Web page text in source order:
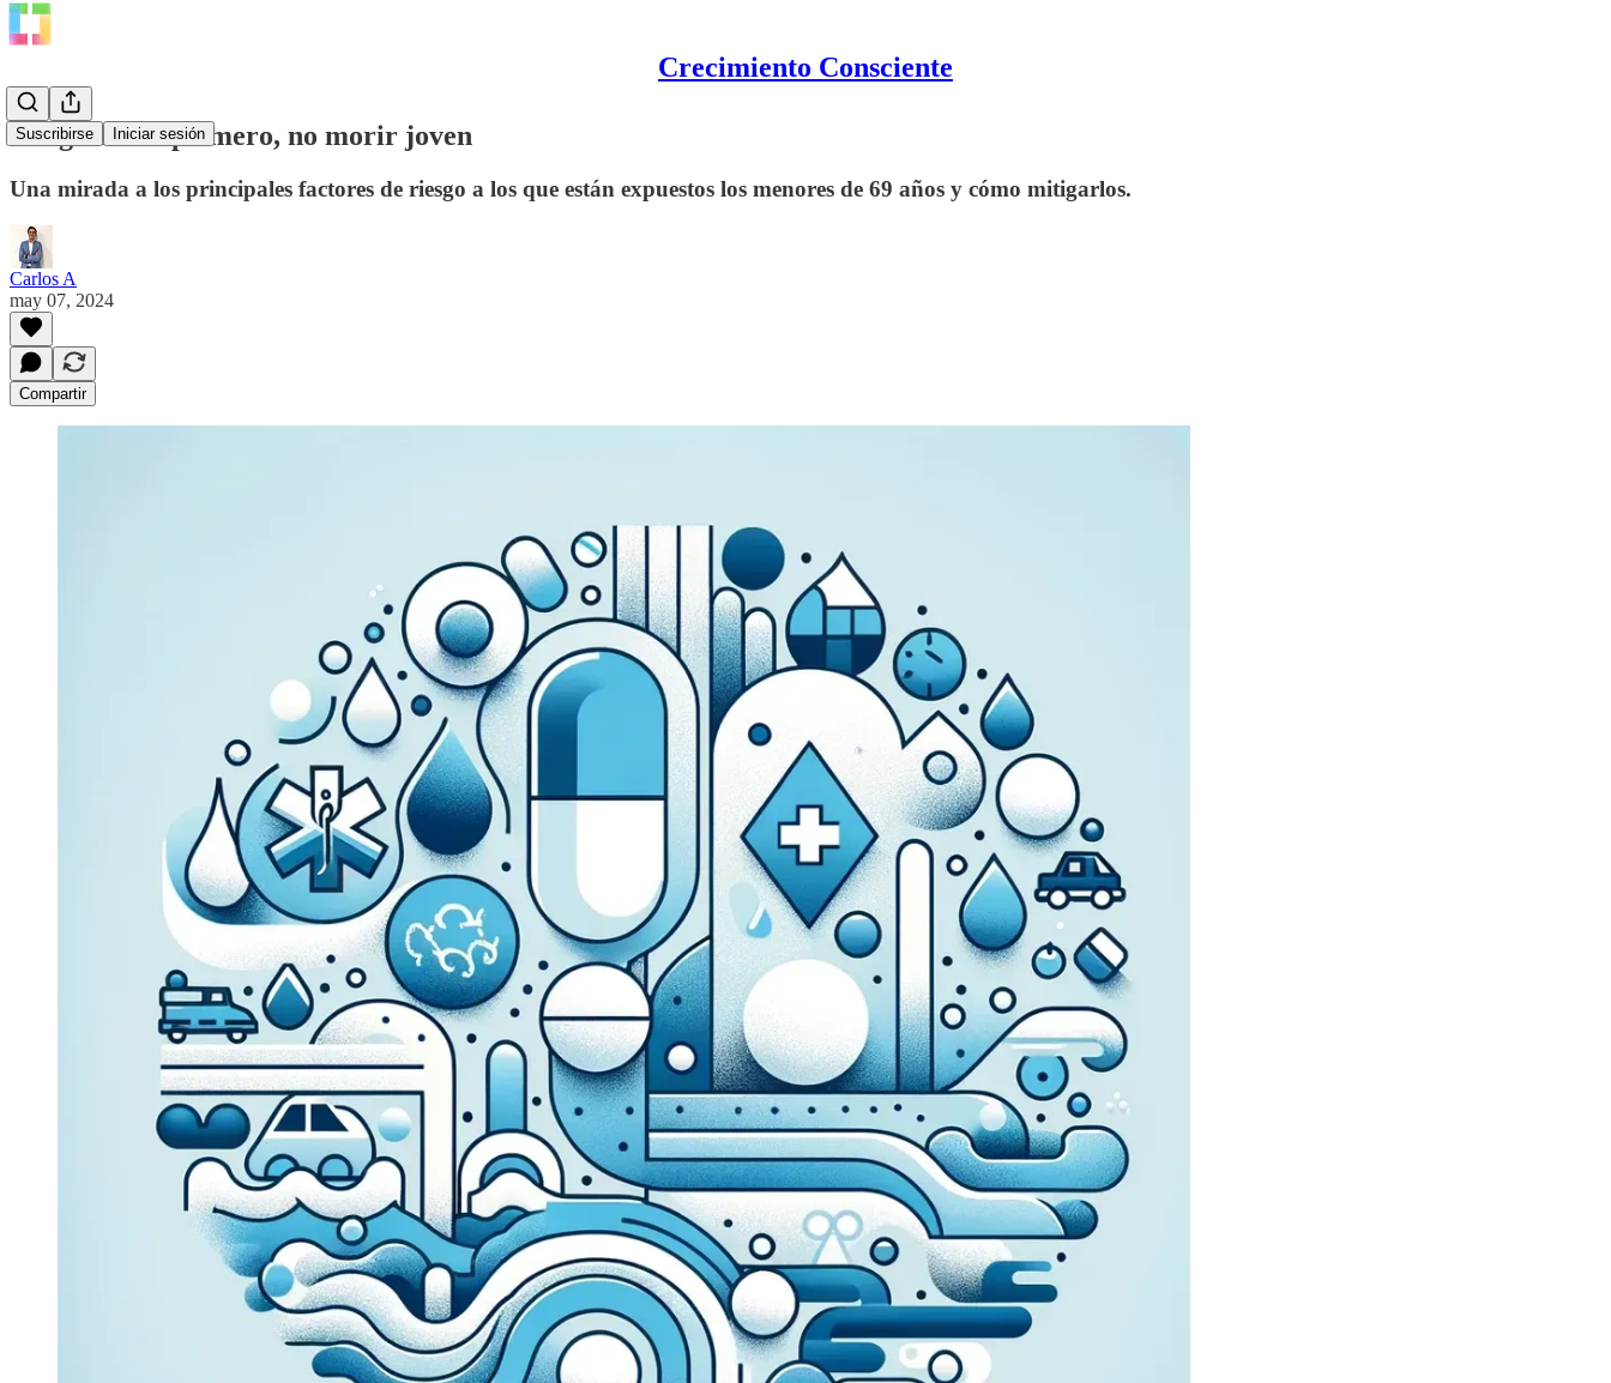
Crecimiento Consciente
Suscribirse Iniciar sesión
Longevidad: primero, no morir joven
Una mirada a los principales factores de riesgo a los que están expuestos los menores de 69 años y cómo mitigarlos.
Carlos A
may 07, 2024
Compartir